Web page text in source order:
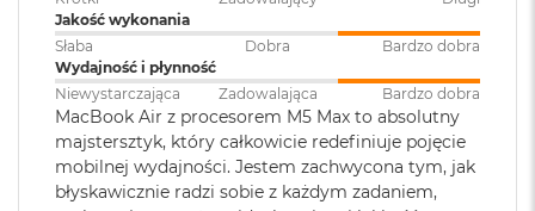
ś
c
i
d
y
s
k
u
M
Rozdzielczość natywna 2560 na 1664 piksele przy 224 pikselach na
Jasność 500 nitów
Możliwość wyświetlania miliarda kolorów
Szybkie ładowanie:
Możliwość szybkiego ładowania
zasilaczem USB-C o mocy 70W
Ładowanie i
rozbudowa
Dwa porty Thunderbolt 4
(USB‑C) obsługujące:
Jakość wykonania
Słaba
Dobra
Bardzo dobra
Wydajność i płynność
Niewystarczająca
Zadowalająca Bardzo dobra
MacBook Air z procesorem M5 Max to absolutny
majstersztyk, który całkowicie redefiniuje pojęcie
mobilnej wydajności. Jestem zachwycona tym, jak
błyskawicznie radzi sobie z każdym zadaniem,